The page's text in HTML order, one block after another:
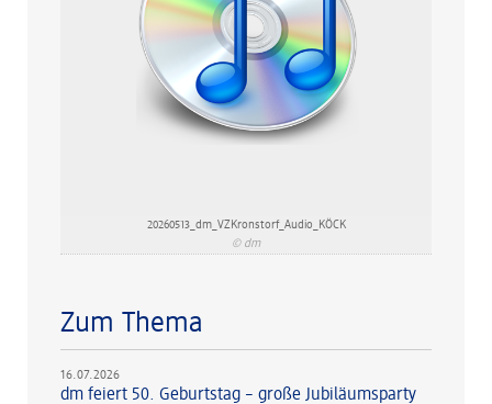
20260513_dm_VZKronstorf_Audio_KÖCK
© dm
Zum Thema
16.07.2026
dm feiert 50. Geburtstag – große Jubiläumsparty